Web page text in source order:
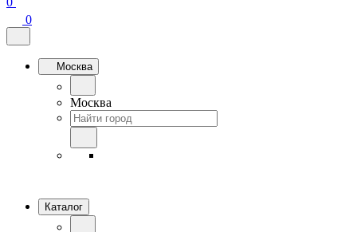
0
Москва
Москва
Каталог